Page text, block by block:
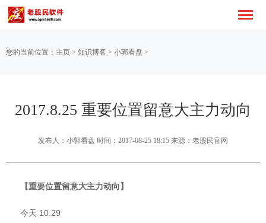
您的当前位置： 主页 > 知识博客 > 小郭看盘 >
2017.8.25 重要位置留意大主力动向
发布人：小郭看盘 时间：2017-08-25 18:15 来源：老股民官网
【重要位置留意大主力动向】
今天 10:29